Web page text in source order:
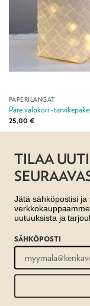
PAPERILANGAT
Päre valokori -
25,00 €
TILAA
Jätä sähköpostisi
uutuuksista ja
SÄHKÖPOSTI